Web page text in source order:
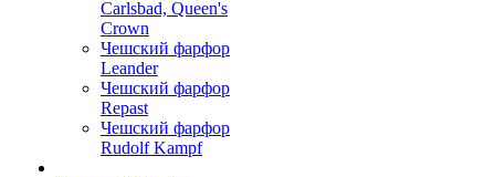
Carlsbad, Queen's
Crown
Чешский фарфор
Leander
Чешский фарфор
Repast
Чешский фарфор
Rudolf Kampf